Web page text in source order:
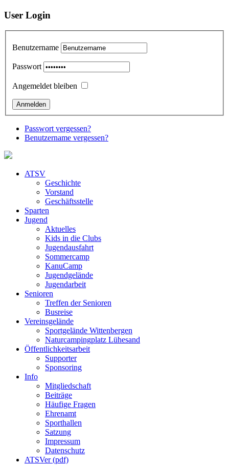
User Login
Benutzername
Passwort
Angemeldet bleiben
Passwort vergessen?
Benutzername vergessen?
ATSV
Geschichte
Vorstand
Geschäftsstelle
Sparten
Jugend
Aktuelles
Kids in die Clubs
Jugendausfahrt
Sommercamp
KanuCamp
Jugendgelände
Jugendarbeit
Senioren
Treffen der Senioren
Busreise
Vereinsgelände
Sportgelände Wittenbergen
Naturcampingplatz Lühesand
Öffentlichkeitsarbeit
Supporter
Sponsoring
Info
Mitgliedschaft
Beiträge
Häufige Fragen
Ehrenamt
Sporthallen
Satzung
Impressum
Datenschutz
ATSVer (pdf)